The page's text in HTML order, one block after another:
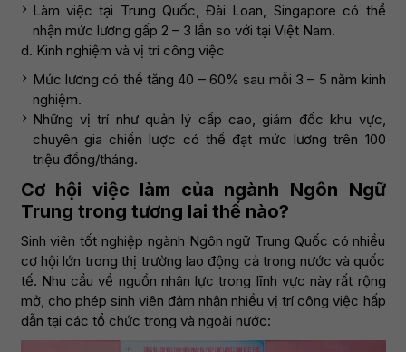
Làm việc tại Trung Quốc, Đài Loan, Singapore có thể
nhận mức lương gấp 2 – 3 lần so với tại Việt Nam.
d. Kinh nghiệm và vị trí công việc
Mức lương có thể tăng 40 – 60% sau mỗi 3 – 5 năm kinh
nghiệm.
Những vị trí như quản lý cấp cao, giám đốc khu vực,
chuyên gia chiến lược có thể đạt mức lương trên 100
triệu đồng/tháng.
Cơ hội việc làm của ngành Ngôn Ngữ
Trung trong tương lai thế nào?
Sinh viên tốt nghiệp ngành Ngôn ngữ Trung Quốc có nhiều
cơ hội lớn trong thị trường lao động cả trong nước và quốc
tế. Nhu cầu về nguồn nhân lực trong lĩnh vực này rất rộng
mở, cho phép sinh viên đảm nhận nhiều vị trí công việc hấp
dẫn tại các tổ chức trong và ngoài nước: